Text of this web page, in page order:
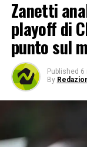
Zanetti
playoff di
punto sul
Published 6
By